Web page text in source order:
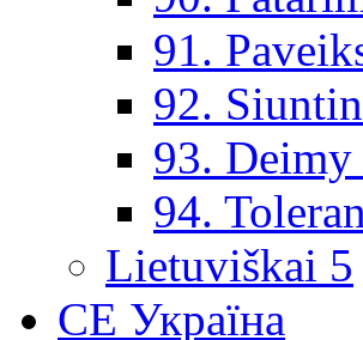
91.
92.
93.
94.
Lietuviškai 5
CE Україна